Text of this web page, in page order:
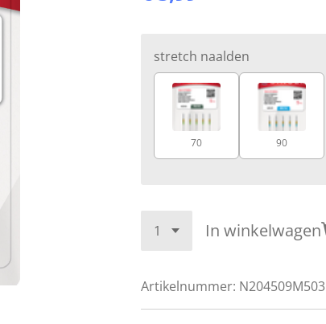
stretch naalden
70 90
In winkelwagen
Artikelnummer: N204509M503